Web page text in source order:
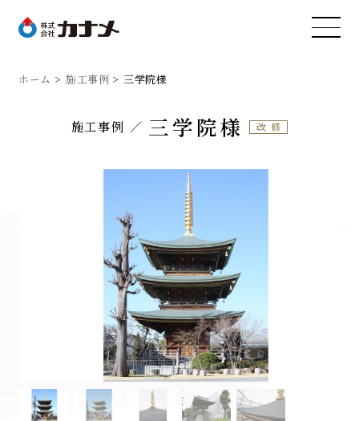
ホーム 施工事例 三学院様
施工事例 三学院様 改修